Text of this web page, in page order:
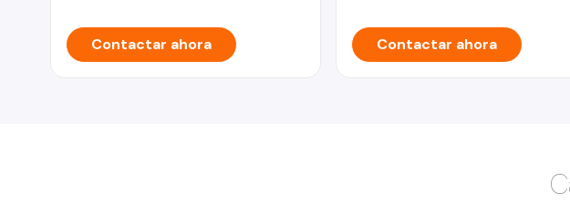
Contactar ahora Contactar ahora